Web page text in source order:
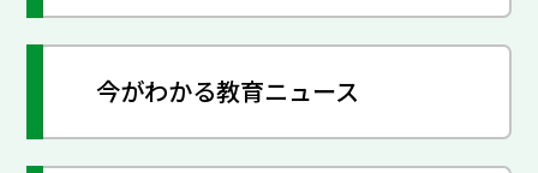
今がわかる教育ニュース